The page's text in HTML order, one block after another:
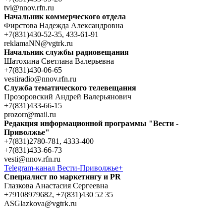
tvi@nnov.rfn.ru
Начальник коммерческого отдела
Фирстова Надежда Александровна
+7(831)430-52-35, 433-61-91
reklamaNN@vgtrk.ru
Начальник службы радиовещания
Шатохина Светлана Валерьевна
+7(831)430-06-65
vestiradio@nnov.rfn.ru
Служба тематического телевещания
Прозоровский Андрей Валерьянович
+7(831)433-66-15
prozorr@mail.ru
Редакция информационной программы "Вести -
Приволжье"
+7(831)2780-781, 4333-400
+7(831)433-66-73
vesti@nnov.rfn.ru
Telegram-канал Вести-Приволжье+
Специалист по маркетингу и PR
Глазкова Анастасия Сергеевна
+79108979682, +7(831)430 52 35
ASGlazkova@vgtrk.ru